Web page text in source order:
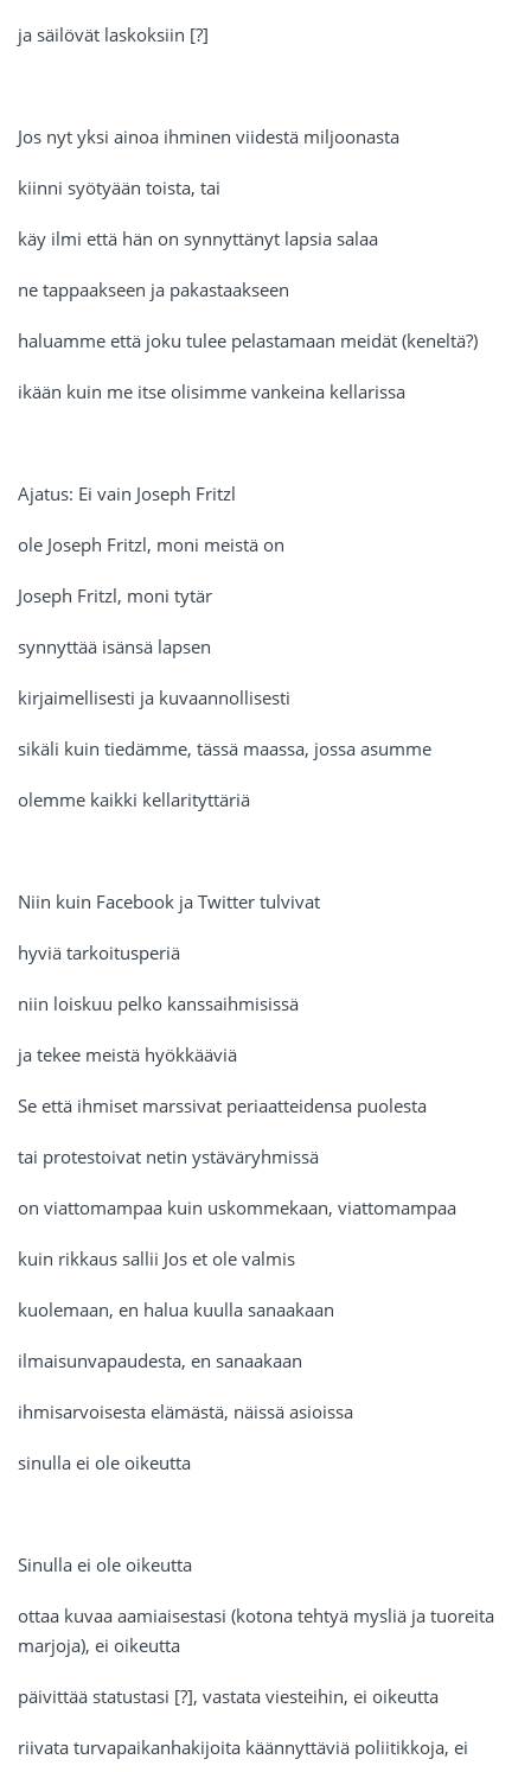
ja säilövät laskoksiin [?]
Jos nyt yksi ainoa ihminen viidestä miljoonasta
kiinni syötyään toista, tai
käy ilmi että hän on synnyttänyt lapsia salaa
ne tappaakseen ja pakastaakseen
haluamme että joku tulee pelastamaan meidät (keneltä?)
ikään kuin me itse olisimme vankeina kellarissa
Ajatus: Ei vain Joseph Fritzl
ole Joseph Fritzl, moni meistä on
Joseph Fritzl, moni tytär
synnyttää isänsä lapsen
kirjaimellisesti ja kuvaannollisesti
sikäli kuin tiedämme, tässä maassa, jossa asumme
olemme kaikki kellarityttäriä
Niin kuin Facebook ja Twitter tulvivat
hyviä tarkoitusperiä
niin loiskuu pelko kanssaihmisissä
ja tekee meistä hyökkääviä
Se että ihmiset marssivat periaatteidensa puolesta
tai protestoivat netin ystäväryhmissä
on viattomampaa kuin uskommekaan, viattomampaa
kuin rikkaus sallii Jos et ole valmis
kuolemaan, en halua kuulla sanaakaan
ilmaisunvapaudesta, en sanaakaan
ihmisarvoisesta elämästä, näissä asioissa
sinulla ei ole oikeutta
Sinulla ei ole oikeutta
ottaa kuvaa aamiaisestasi (kotona tehtyä mysliä ja tuoreita
marjoja), ei oikeutta
päivittää statustasi [?], vastata viesteihin, ei oikeutta
riivata turvapaikanhakijoita käännyttäviä poliitikkoja, ei